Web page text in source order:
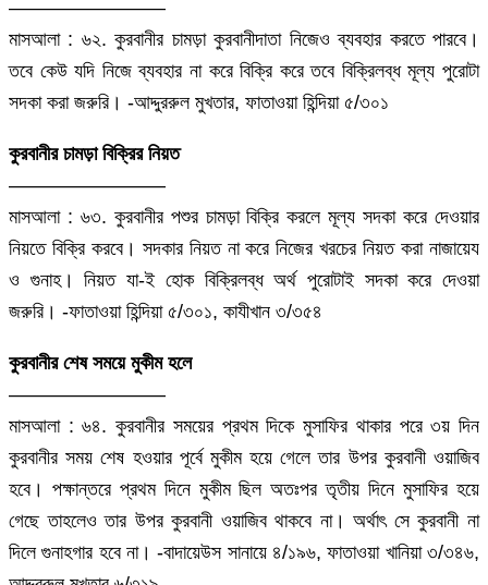
————————
মাসআলা : ৬২. কুরবানীর চামড়া কুরবানীদাতা নিজেও ব্যবহার করতে পারবে।
তবে কেউ যদি নিজে ব্যবহার না করে বিক্রি করে তবে বিক্রিলব্ধ মূল্য পুরোটা
সদকা করা জরুরি। -আদ্দুররুল মুখতার, ফাতাওয়া হিন্দিয়া ৫/৩০১
কুরবানীর চামড়া বিক্রির নিয়ত
————————
মাসআলা : ৬৩. কুরবানীর পশুর চামড়া বিক্রি করলে মূল্য সদকা করে দেওয়ার
নিয়তে বিক্রি করবে। সদকার নিয়ত না করে নিজের খরচের নিয়ত করা নাজায়েয
ও গুনাহ। নিয়ত যা-ই হোক বিক্রিলব্ধ অর্থ পুরোটাই সদকা করে দেওয়া
জরুরি। -ফাতাওয়া হিন্দিয়া ৫/৩০১, কাযীখান ৩/৩৫৪
কুরবানীর শেষ সময়ে মুকীম হলে
————————
মাসআলা : ৬৪. কুরবানীর সময়ের প্রথম দিকে মুসাফির থাকার পরে ৩য় দিন
কুরবানীর সময় শেষ হওয়ার পূর্বে মুকীম হয়ে গেলে তার উপর কুরবানী ওয়াজিব
হবে। পক্ষান্তরে প্রথম দিনে মুকীম ছিল অতঃপর তৃতীয় দিনে মুসাফির হয়ে
গেছে তাহলেও তার উপর কুরবানী ওয়াজিব থাকবে না। অর্থাৎ সে কুরবানী না
দিলে গুনাহগার হবে না। -বাদায়েউস সানায়ে ৪/১৯৬, ফাতাওয়া খানিয়া ৩/৩৪৬,